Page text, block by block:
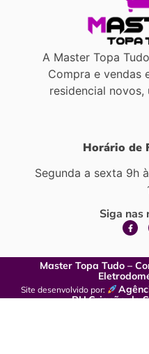
A Master Topa
Compra e vendas
residencial novos,
Horário de
Segunda a sexta 9h
Siga nas
Master Topa Tudo –
Site desenvolvido por:
BHCriação de